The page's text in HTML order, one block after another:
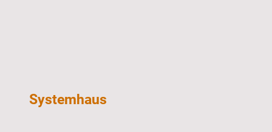
Systemhaus